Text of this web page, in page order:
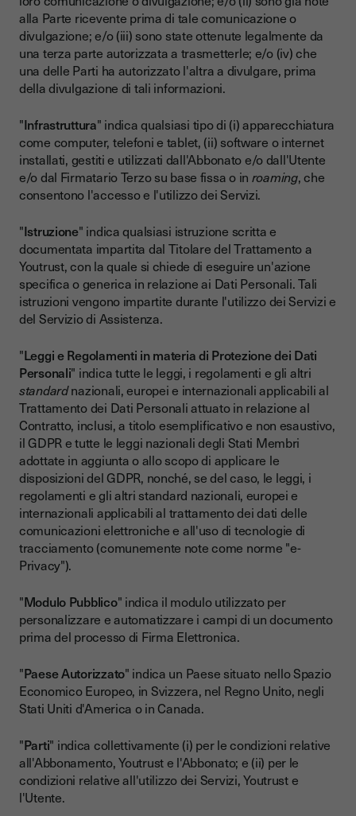
alla Parte ricevente prima di tale comunicazione o
divulgazione; e/o (iii) sono state ottenute legalmente da
una terza parte autorizzata a trasmetterle; e/o (iv) che
una delle Parti ha autorizzato l'altra a divulgare, prima
della divulgazione di tali informazioni.
"Infrastruttura" indica qualsiasi tipo di (i) apparecchiatura
come computer, telefoni e tablet, (ii) software o internet
installati, gestiti e utilizzati dall'Abbonato e/o dall'Utente
e/o dal Firmatario Terzo su base fissa o in roaming, che
consentono l'accesso e l'utilizzo dei Servizi.
"Istruzione" indica qualsiasi istruzione scritta e
documentata impartita dal Titolare del Trattamento a
Youtrust, con la quale si chiede di eseguire un'azione
specifica o generica in relazione ai Dati Personali. Tali
istruzioni vengono impartite durante l'utilizzo dei Servizi e
del Servizio di Assistenza.
"Leggi e Regolamenti in materia di Protezione dei Dati
Personali" indica tutte le leggi, i regolamenti e gli altri
standardnazionali, europei e internazionali applicabili al
Trattamento dei Dati Personali attuato in relazione al
Contratto, inclusi, a titolo esemplificativo e non esaustivo,
il GDPR e tutte le leggi nazionali degli Stati Membri
adottate in aggiunta o allo scopo di applicare le
disposizioni del GDPR, nonché, se del caso, le leggi, i
regolamenti e gli altri standard nazionali, europei e
internazionali applicabili al trattamento dei dati delle
comunicazioni elettroniche e all'uso di tecnologie di
tracciamento (comunemente note come norme "e-
Privacy").
"Modulo Pubblico" indica il modulo utilizzato per
personalizzare e automatizzare i campi di un documento
prima del processo di Firma Elettronica.
"Paese Autorizzato" indica un Paese situato nello Spazio
Economico Europeo, in Svizzera, nel Regno Unito, negli
Stati Uniti d'America o in Canada.
"Parti" indica collettivamente (i) per le condizioni relative
all'Abbonamento, Youtrust e l'Abbonato; e (ii) per le
condizioni relative all'utilizzo dei Servizi, Youtrust e
l'Utente.